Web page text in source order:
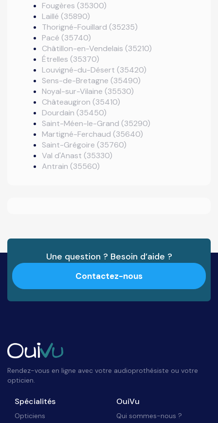
Fougères (35300)
Laillé (35890)
Thorigné-Fouillard (35235)
Pacé (35740)
Châtillon-en-Vendelais (35210)
Étrelles (35370)
Louvigné-du-Désert (35420)
Sens-de-Bretagne (35490)
Noyal-sur-Vilaine (35530)
Châteaugiron (35410)
Dourdain (35450)
Saint-Méen-le-Grand (35290)
Martigné-Ferchaud (35640)
Saint-Grégoire (35760)
Val d'Anast (35330)
Antrain (35560)
Une question ? Besoin d’aide ?
Contactez-nous
Rendez-vous en ligne avec votre audioprothésiste ou votre
opticien.
Spécialités
Opticiens
OuiVu
Qui sommes-nous ?